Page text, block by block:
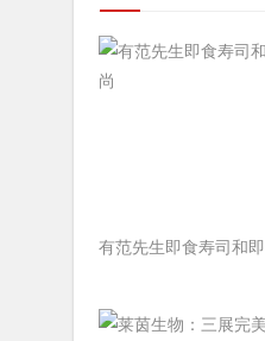
有范先生即食寿司和